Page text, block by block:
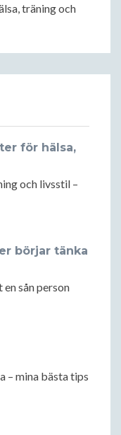
träning och
för hälsa,
och livsstil –
börjar tänka
en sån person
– mina bästa tips